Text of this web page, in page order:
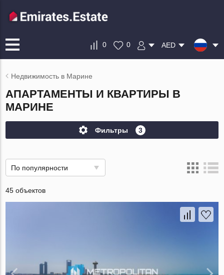
0 0 AED
Недвижимость в Марине
АПАРТАМЕНТЫ И КВАРТИРЫ В
МАРИНЕ
Фильтры 3
По популярности
45 объектов